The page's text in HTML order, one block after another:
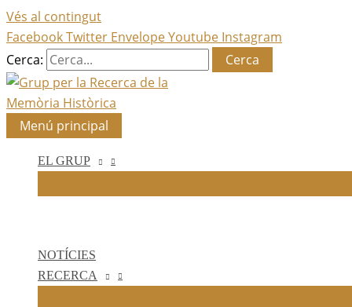
Vés al contingut
FacebookTwitter EnvelopeYoutube Instagram
Cerca:
Menú principal
EL GRUP
NOTÍCIES
RECERCA